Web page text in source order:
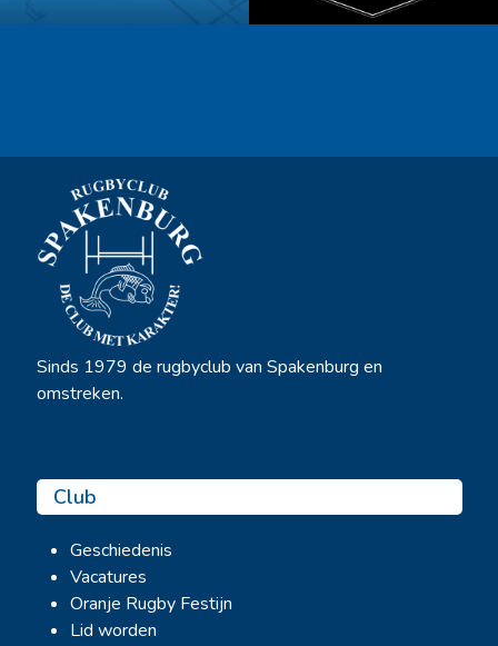
Sinds 1979 de rugbyclub van Spakenburg en
omstreken.
Club
Geschiedenis
Vacatures
Oranje Rugby Festijn
Lid worden